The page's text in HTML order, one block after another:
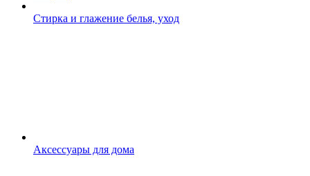
Стирка и глажение белья, уход
Аксессуары для дома